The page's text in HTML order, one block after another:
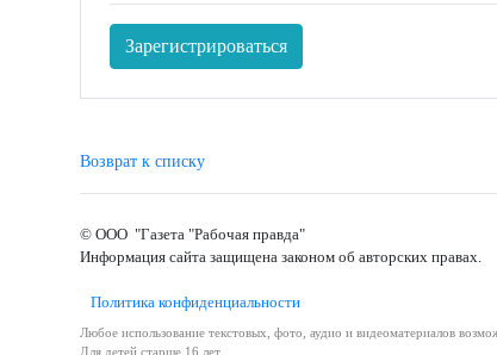
Зарегистрироваться
Возврат к списку
© ООО "Газета "Рабочая правда"
Информация сайта защищена законом об авторских правах.
Политика конфиденциальности
Любое использование текстовых, фото, аудио и видеоматериалов
Для детей старше 16 лет.